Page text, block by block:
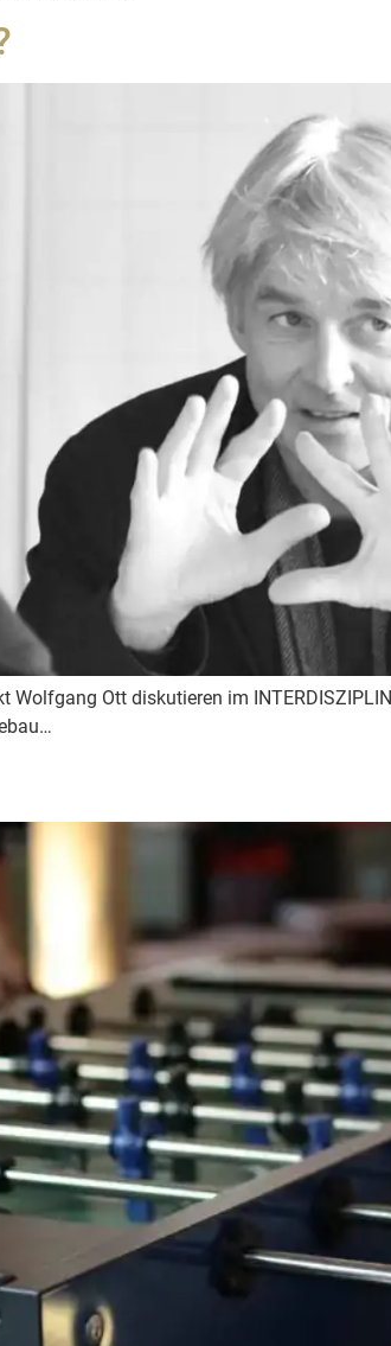
Ott diskutieren im